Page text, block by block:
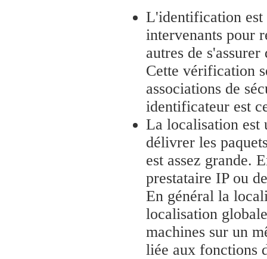
L'identification est
intervenants pour
autres de
Cette vérification
associations de
identificateur est
La localisation est
délivrer les
est assez grande.
prestataire IP ou
En général la
localisation
machines sur un
liée aux fonctions